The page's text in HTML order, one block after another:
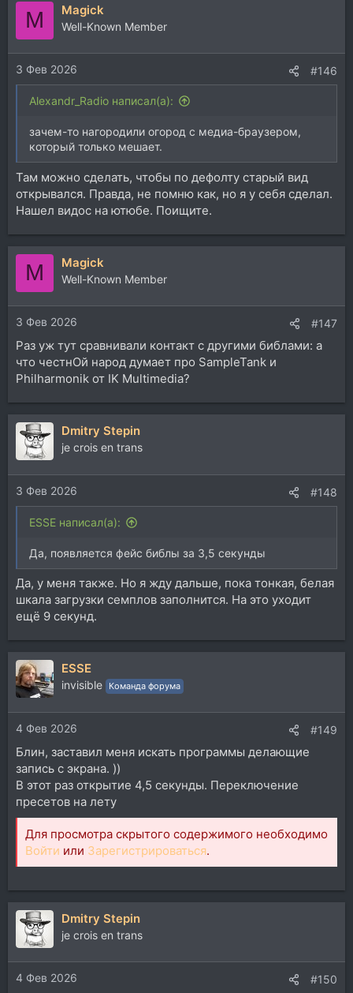
M Magick
Well-Known Member
3 Фев 2026 #146
Alexandr_Radio написал(а):
зачем-то нагородили огород с медиа-браузером,
который только мешает.
Там можно сделать, чтобы по дефолту старый вид
открывался. Правда, не помню как, но я у себя сделал.
Нашел видос на ютюбе. Поищите.
M Magick
Well-Known Member
3 Фев 2026 #147
Раз уж тут сравнивали контакт с другими библами: а
что честнОй народ думает про SampleTank и
Philharmonik от IK Multimedia?
Dmitry Stepin
je crois en trans
3 Фев 2026 #148
ESSE написал(а):
Да, появляется фейс библы за 3,5 секунды
Да, у меня также. Но я жду дальше, пока тонкая, белая
шкала загрузки семплов заполнится. На это уходит
ещё 9 секунд.
ESSE
invisible Команда форума
4 Фев 2026 #149
Блин, заставил меня искать программы делающие
запись с экрана. ))
В этот раз открытие 4,5 секунды. Переключение
пресетов на лету
Для просмотра скрытого содержимого необходимо
Войти или Зарегистрироваться.
Dmitry Stepin
je crois en trans
4 Фев 2026 #150